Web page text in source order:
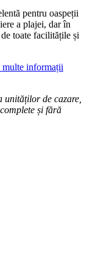
pentru oaspeții
a plajei, dar în
toate facilitățile și
multe informații
unităților de cazare,
și fără